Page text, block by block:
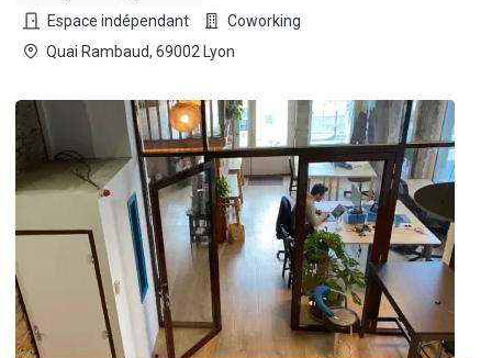
Espace indépendant
Coworking
Quai Rambaud, 69002 Lyon